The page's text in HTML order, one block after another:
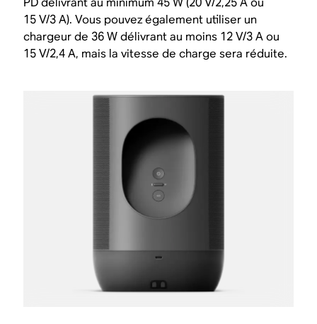
15 V/3 A). Vous pouvez également utiliser un
chargeur de 36 W délivrant au moins 12 V/3 A ou
15 V/2,4 A, mais la vitesse de charge sera réduite.